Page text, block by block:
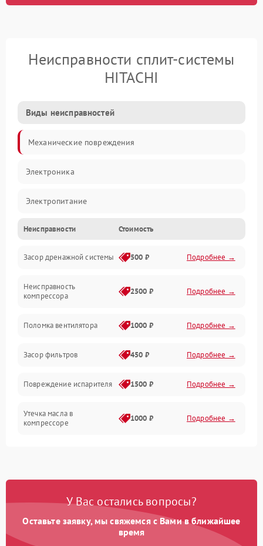
Неисправности сплит-системы
HITACHI
Виды неисправностей
Механические повреждения
Электроника
Электропитание
Вентиляция
Холод
Обогрев
Неисправности Стоимость
Засор дренажной системы 500 ₽ Подробнее →
Неисправность
компрессора
2500 ₽ Подробнее →
Поломка вентилятора 1000 ₽ Подробнее →
Засор фильтров 450 ₽ Подробнее →
Повреждение испарителя 1500 ₽ Подробнее →
Утечка масла в
компрессоре
1000 ₽ Подробнее →
четырехходового клапана
Подробнее →
вентилятора
750 ₽ Подробнее →
У Вас остались вопросы?
Оставьте заявку, мы свяжемся с Вами в ближайшее
время